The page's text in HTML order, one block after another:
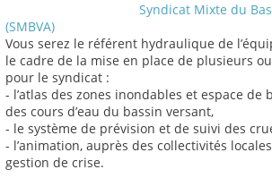
Syndicat Mixte du
(SMBVA)
Vous serez le référent hydraulique de
le cadre de la mise en place de plusieurs
pour le syndicat :
- l’atlas des zones inondables et espace
des cours d’eau du bassin versant,
- le système de prévision et de suivi des
- l’animation, auprès des collectivités
gestion de crise.